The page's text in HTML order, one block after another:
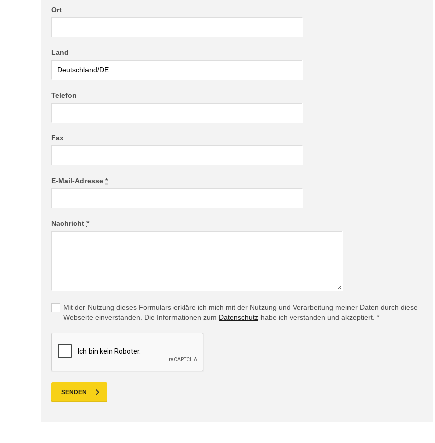
Ort
Land
Telefon
Fax
E-Mail-Adresse *
Nachricht *
Mit der Nutzung dieses Formulars erkläre ich mich mit der Nutzung und Verarbeitung meiner Daten durch diese
Webseite einverstanden. Die Informationen zum Datenschutz habe ich verstanden und akzeptiert. *
SENDEN